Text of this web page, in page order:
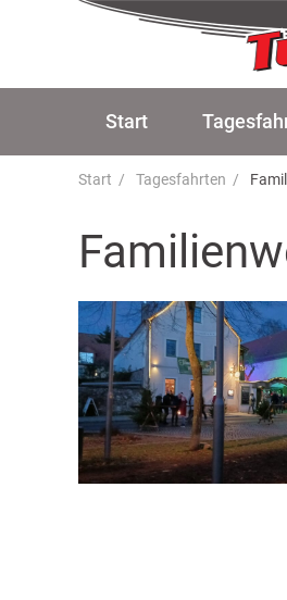
Start
Start Tagesfahrten